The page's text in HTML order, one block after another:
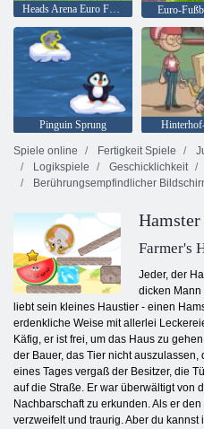
Heads Arena Euro Fußball Euro-
Pinguin Sprung
Spiele online
Fertigkeit Spiele
Logikspiele
Geschicklichkeit
Berührungsempfindlicher
Farmer's
Jeder, der
dicken Mann
liebt sein kleines Haustier - einen
erdenkliche Weise mit allerlei
Käfig, er ist frei, um das Haus zu
der Bauer, das Tier nicht auszulassen,
eines Tages vergaß der Besitzer, die
auf die Straße. Er war überwältigt von
Nachbarschaft zu erkunden. Als er
verzweifelt und traurig. Aber du